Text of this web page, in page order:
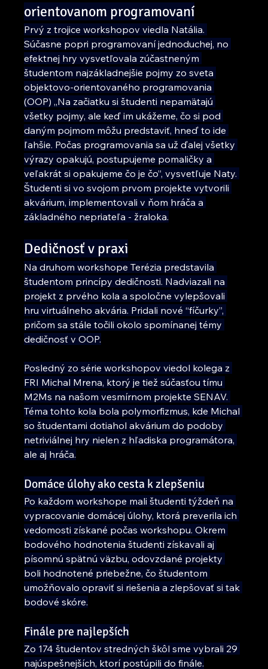
orientovanom programovaní
Prvý z trojice workshopov viedla Natália.
Súčasne popri programovaní jednoduchej, no
efektnej hry vysvetľovala zúčastneným
študentom najzákladnejšie pojmy zo sveta
objektovo-orientovaného programovania
(OOP) ,,Na začiatku si študenti nepamätajú
všetky pojmy, ale keď im ukážeme, čo si pod
daným pojmom môžu predstaviť, hneď to ide
ľahšie. Počas programovania sa už ďalej všetky
výrazy opakujú, postupujeme pomaličky a
veľakrát si opakujeme čo je čo”, vysvetľuje Naty.
Študenti si vo svojom prvom projekte vytvorili
akvárium, implementovali v ňom hráča a
základného nepriateľa - žraloka.
Dedičnosť v praxi
Na druhom workshope Terézia predstavila
študentom princípy dedičnosti. Nadviazali na
projekt z prvého kola a spoločne vylepšovali
hru virtuálneho akvária. Pridali nové “fíčurky”,
pričom sa stále točili okolo spomínanej témy
dedičnosť v OOP.
Posledný zo série workshopov viedol kolega z
FRI Michal Mrena, ktorý je tiež súčasťou tímu
M2Ms na našom vesmírnom projekte SENAV.
Téma tohto kola bola polymorfizmus, kde Michal
so študentami dotiahol akvárium do podoby
netriviálnej hry nielen z hľadiska programátora,
ale aj hráča.
Domáce úlohy ako cesta k zlepšeniu
Po každom workshope mali študenti týždeň na
vypracovanie domácej úlohy, ktorá preverila ich
vedomosti získané počas workshopu. Okrem
bodového hodnotenia študenti získavali aj
písomnú spätnú väzbu, odovzdané projekty
boli hodnotené priebežne, čo študentom
umožňovalo opraviť si riešenia a zlepšovať si tak
bodové skóre.
Finále pre najlepších
Zo 174 študentov stredných škôl sme vybrali 29
najúspešnejších, ktorí postúpili do finále.